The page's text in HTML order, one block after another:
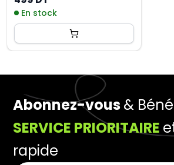
TEFAL Selection 26 x
26cm
En stock
Abonnez-vous&
SERVICE PRIORITAIRE
rapide